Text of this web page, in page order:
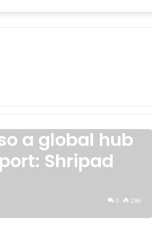
not only a
a global hub
Shripad
0 296